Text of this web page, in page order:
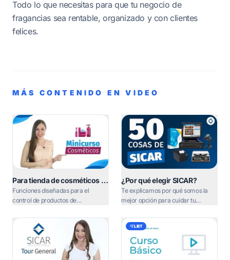
Todo lo que necesitas para que tu negocio de
fragancias sea rentable, organizado y con clientes
felices.
MÁS CONTENIDO EN VIDEO
Para tienda de cosméticos y
perfumerías
Funciones diseñadas para el
control de productos de
esencias a granel hasta la gestión
de comisiones.
¿Por qué elegir SICAR?
Te explicamos por qué somos la
mejor opción para cuidar tu
LIST